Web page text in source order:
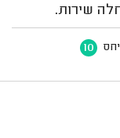
שירות.
יחס 10